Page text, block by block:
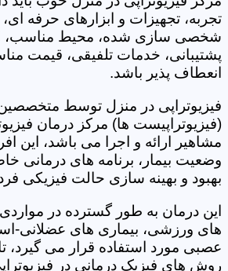
تجربه، تجهیزات و ابزارهای حرفه
شخصی سازی شده، محیط مناسب،
پشتیبانی، خدمات تلفیقی، قیمت
انعطاف پذیر باشد.
فیزیوتراپی در منزل توسط متخصصین
(فیزیوتراپیست ها) مرکز درمان
مشاهیر ارائه و اجرا می باشد، این
وضعیت بیمار، برنامه های درمانی
بهبود و بهینه سازی حالت فیزیکی
این درمان به طور گسترده در
های ورزشی، بیماری های عضلانی-
عصبی مورد استفاده قرار می گیرد،
روش های فیزیک درمانی در